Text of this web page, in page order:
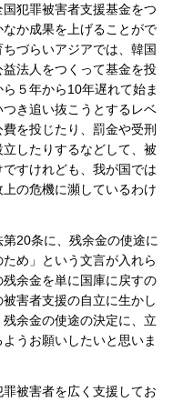
犯罪被害者支援基金をつ
か成果を上げることがで
づらいアジアでは、韓国
法人をつくって基金を投
５年から10年遅れて始ま
き追い抜こうとするレベ
を投じたり、罰金や受刑
したりするなどして、被
すけれども、我が国では
の危機に瀕しているわけ
20条に、残余金の使途に
め」という文言が入れら
余金を単に国庫に戻すの
害者支援の自立に生かし
余金の使途の決定に、立
うお願いしたいと思いま
被害者を広く支援してお